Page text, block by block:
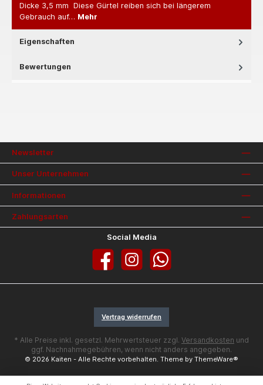
Dicke 3,5 mm Diese Gürtel reiben sich bei längerem
Gebrauch auf… Mehr
Eigenschaften
Bewertungen
Newsletter
Unser Unternehmen
Informationen
Zahlungsarten
Social Media
Facebook InstagramWhatsApp
Vertrag widerrufen
* Alle Preise inkl. gesetzl. Mehrwertsteuer zzgl. Versandkosten und
ggf. Nachnahmegebühren, wenn nicht anders angegeben.
© 2026 Kaiten - Alle Rechte vorbehalten. Theme by ThemeWare®